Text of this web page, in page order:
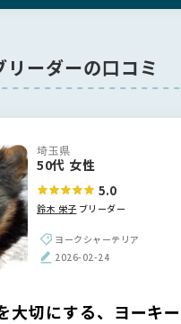
ーダーの口コミ
埼玉県
50代 女性
5.0
鈴木 栄子 ブリーダー
ヨークシャーテリア
2026-02-24
大切にする、ヨーキ